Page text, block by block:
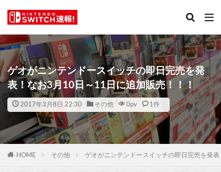
ゲオがニンテンドースイッチの即日完売を発
表！なお3月10日～11日に追加販売！！！
2017年3月8日 22:30 その他 0pv 1件
HOME その他 ゲオがニンテンドースイッチの即日完売を発